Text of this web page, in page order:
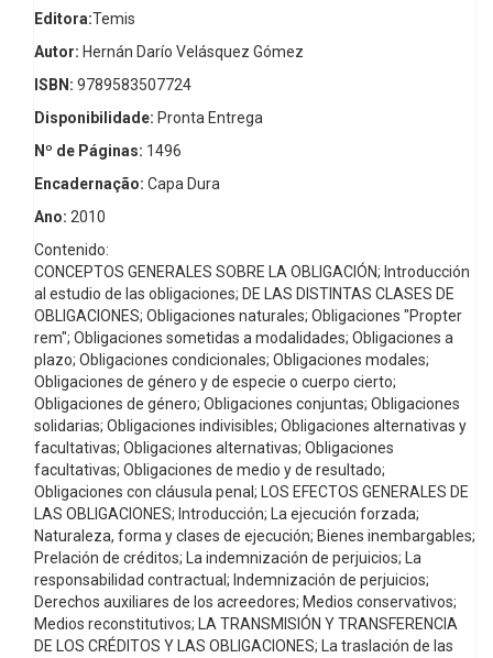
Editora:Temis
Autor: Hernán Darío Velásquez Gómez
ISBN: 9789583507724
Disponibilidade: Pronta Entrega
Nº de Páginas: 1496
Encadernação: Capa Dura
Ano: 2010
Contenido:
CONCEPTOS GENERALES SOBRE LA OBLIGACIÓN; Introducción
al estudio de las obligaciones; DE LAS DISTINTAS CLASES DE
OBLIGACIONES; Obligaciones naturales; Obligaciones "Propter
rem"; Obligaciones sometidas a modalidades; Obligaciones a
plazo; Obligaciones condicionales; Obligaciones modales;
Obligaciones de género y de especie o cuerpo cierto;
Obligaciones de género; Obligaciones conjuntas; Obligaciones
solidarias; Obligaciones indivisibles; Obligaciones alternativas y
facultativas; Obligaciones alternativas; Obligaciones
facultativas; Obligaciones de medio y de resultado;
Obligaciones con cláusula penal; LOS EFECTOS GENERALES DE
LAS OBLIGACIONES; Introducción; La ejecución forzada;
Naturaleza, forma y clases de ejecución; Bienes inembargables;
Prelación de créditos; La indemnización de perjuicios; La
responsabilidad contractual; Indemnización de perjuicios;
Derechos auxiliares de los acreedores; Medios conservativos;
Medios reconstitutivos; LA TRANSMISIÓN Y TRANSFERENCIA
DE LOS CRÉDITOS Y LAS OBLIGACIONES; La traslación de las